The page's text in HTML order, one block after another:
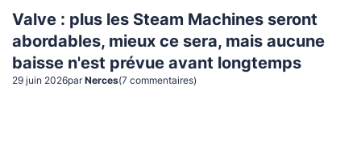
Valve : plus les Steam Machines seront
abordables, mieux ce sera, mais aucune
baisse n'est prévue avant longtemps
29 juin 2026par Nerces(7 commentaires)